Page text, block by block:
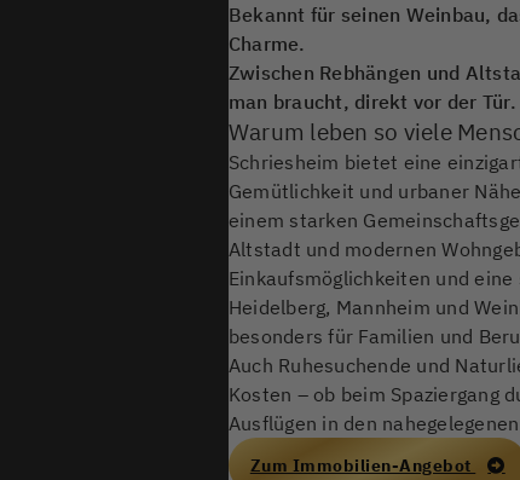
Bekannt für seinen Weinbau,
Charme.
Zwischen Rebhängen und
man braucht, direkt vor der Tür.
Warum leben so viele
Schriesheim bietet eine
Gemütlichkeit und urbaner
einem starken
Altstadt und modernen
Einkaufsmöglichkeiten und
Heidelberg, Mannheim und
besonders für Familien und
Auch Ruhesuchende und
Kosten – ob beim Spaziergang
Ausflügen in den
Zum Immobilien-Angebot